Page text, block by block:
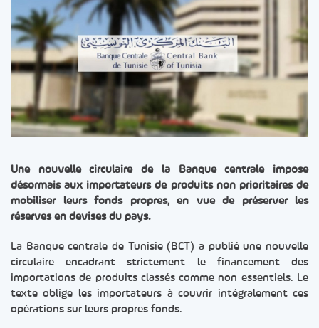
Une nouvelle circulaire de la Banque centrale impose
désormais aux importateurs de produits non prioritaires de
mobiliser leurs fonds propres, en vue de préserver les
réserves en devises du pays.
La Banque centrale de Tunisie (BCT) a publié une nouvelle
circulaire encadrant strictement le financement des
importations de produits classés comme non essentiels. Le
texte oblige les importateurs à couvrir intégralement ces
opérations sur leurs propres fonds.